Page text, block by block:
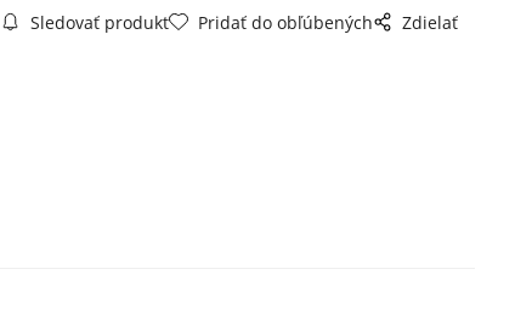
Sledovať produkt Pridať do obľúbených Zdielať